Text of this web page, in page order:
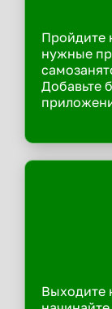
Пройдите
нужные
Добавьте
Выходите